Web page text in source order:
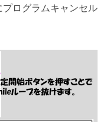
ログラムキャンセル